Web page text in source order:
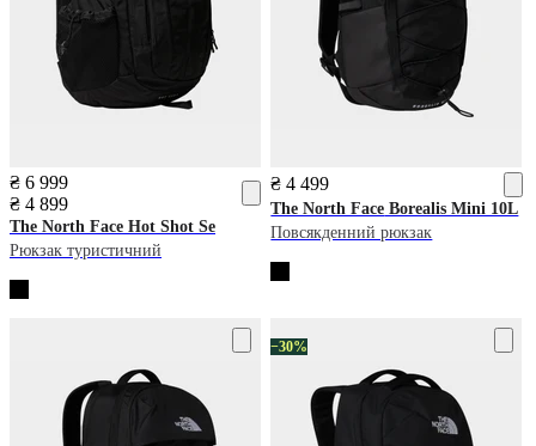
₴ 6 999
₴ 4 899
The North Face Hot Shot Se
Рюкзак туристичний
₴ 4 499
The North Face Borealis Mini 10L
Повсякденний рюкзак
−30%